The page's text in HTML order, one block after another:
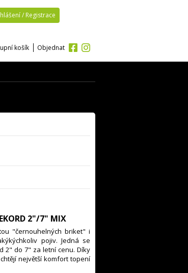
/ Registrace
košík Objednat
2"/7" MIX
"černouhelných briket" i
pojiv. Jedná se
2" do 7" za letní cenu. Díky
největší komfort topení